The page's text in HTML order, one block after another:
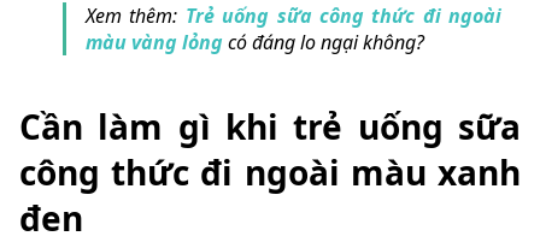
Xem thêm: Trẻ uống sữa công thức đi ngoài
màu vàng lỏngcó đáng lo ngại không?
Cần làm gì khi trẻ uống sữa
công thức đi ngoài màu xanh
đen